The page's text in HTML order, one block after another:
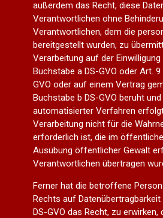
außerdem das Recht, diese
Verantwortlichen ohne
Verantwortlichen, dem die
bereitgestellt wurden, zu
Verarbeitung auf der
Buchstabe a DS-GVO oder Art.
GVO oder auf einem Vertrag
Buchstabe b DS-GVO beruht
automatisierter Verfahren
Verarbeitung nicht für die
erforderlich ist, die im
Ausübung öffentlicher Gewalt
Verantwortlichen übertragen
Ferner hat die betroffene
Rechts auf
DS-GVO das Recht, zu erwirken,